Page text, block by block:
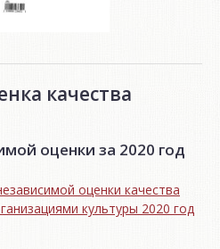
качества
оценки за 2020 год
оценки качества
культуры 2020 год